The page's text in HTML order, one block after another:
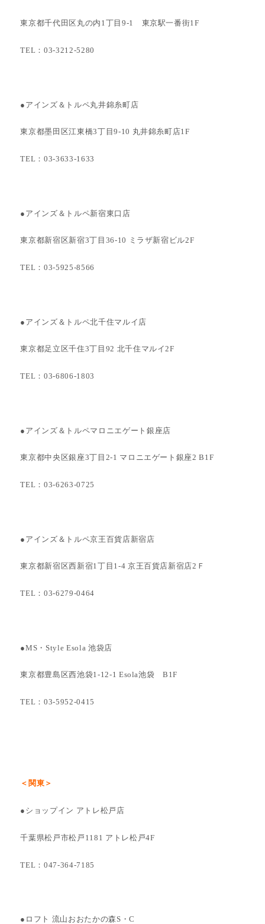
東京都千代田区丸の内1丁目9-1 東京駅一番街1F
TEL：03-3212-5280
●アインズ＆トルペ丸井錦糸町店
東京都墨田区江東橋3丁目9-10 丸井錦糸町店1F
TEL：03-3633-1633
●アインズ＆トルペ新宿東口店
東京都新宿区新宿3丁目36-10 ミラザ新宿ビル2F
TEL：03-5925-8566
●アインズ＆トルペ北千住マルイ店
東京都足立区千住3丁目92 北千住マルイ2F
TEL：03-6806-1803
●アインズ＆トルペマロニエゲート銀座店
東京都中央区銀座3丁目2-1 マロニエゲート銀座2 B1F
TEL：03-6263-0725
●アインズ＆トルペ京王百貨店新宿店
東京都新宿区西新宿1丁目1-4 京王百貨店新宿店2Ｆ
TEL：03-6279-0464
●MS・Style Esola 池袋店
東京都豊島区西池袋1-12-1 Esola池袋 B1F
TEL：03-5952-0415
＜関東＞
●ショップイン アトレ松戸店
千葉県松戸市松戸1181 アトレ松戸4F
TEL：047-364-7185
●ロフト 流山おおたかの森S・C